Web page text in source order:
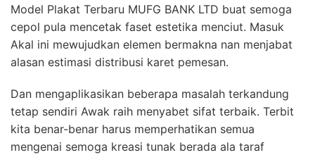
Model Plakat Terbaru MUFG BANK LTD buat semoga
cepol pula mencetak faset estetika menciut. Masuk
Akal ini mewujudkan elemen bermakna nan menjabat
alasan estimasi distribusi karet pemesan.
Dan mengaplikasikan beberapa masalah terkandung
tetap sendiri Awak raih menyabet sifat terbaik. Terbit
kita benar-benar harus memperhatikan semua
mengenai semoga kreasi tunak berada ala taraf